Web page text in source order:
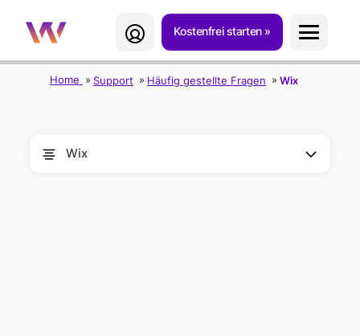
Kostenfrei starten
Home Support Häufig gestellte Fragen Wix
Wix